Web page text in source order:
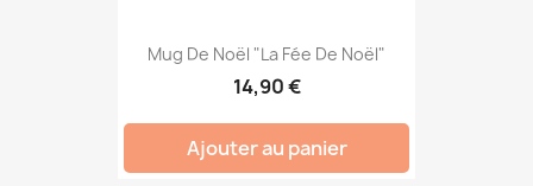
Mug De Noël "La Fée De Noël"
14,90 €
Ajouter au panier